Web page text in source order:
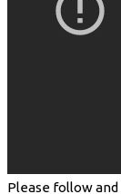
Please follow and